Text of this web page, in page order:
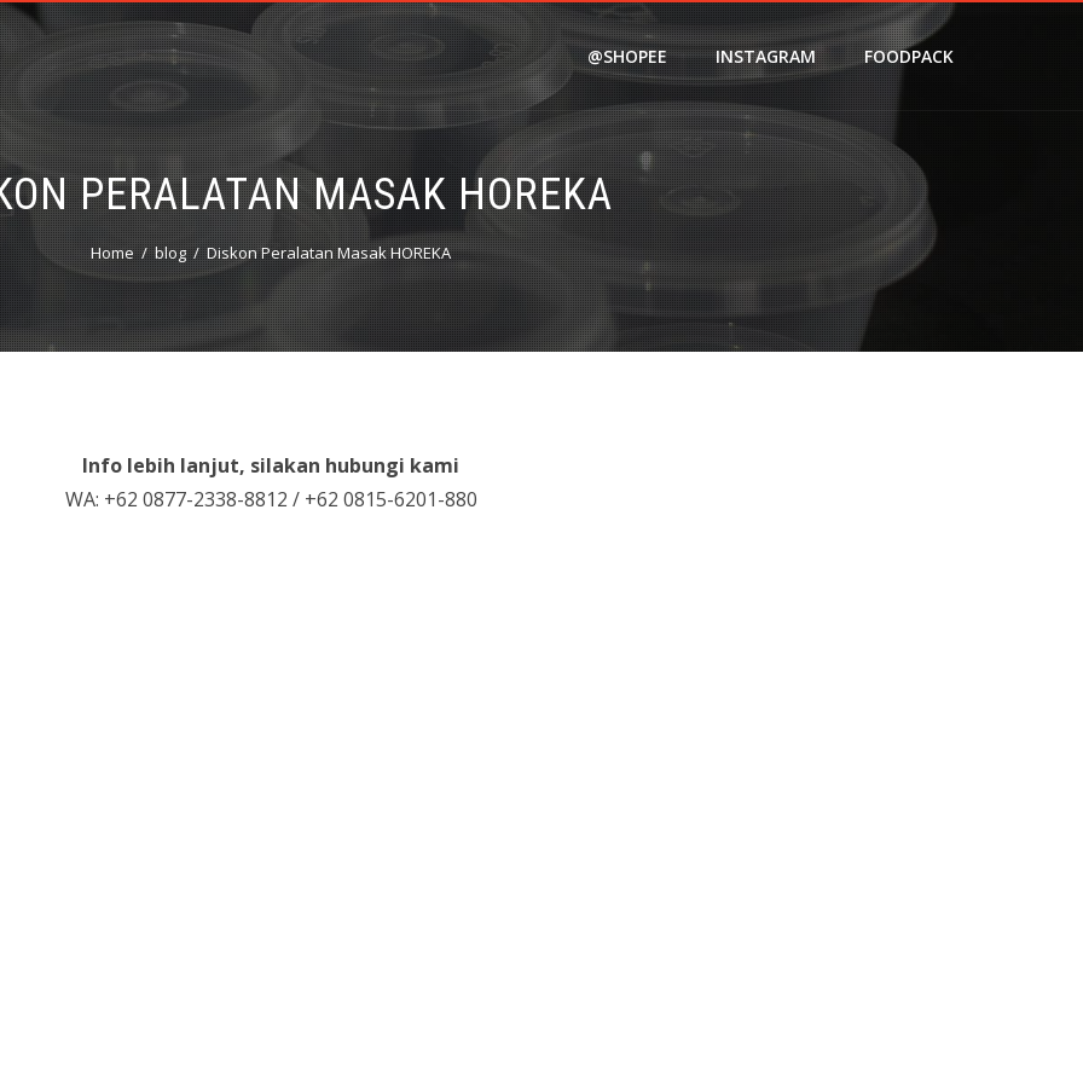
@SHOPEE INSTAGRAM FOODPACK
PERALATAN MASAK HOREKA
Home blog Diskon Peralatan Masak HOREKA
Info lebih lanjut, silakan hubungi kami
WA: +62 0877-2338-8812 / +62 0815-6201-880